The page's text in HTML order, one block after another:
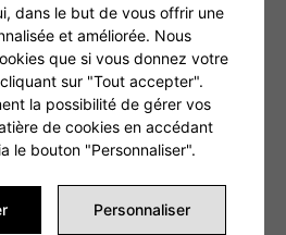
dans le but de vous offrir une
et améliorée. Nous
que si vous donnez votre
sur "Tout accepter".
la possibilité de gérer vos
de cookies en accédant
le bouton "Personnaliser".
Personnaliser